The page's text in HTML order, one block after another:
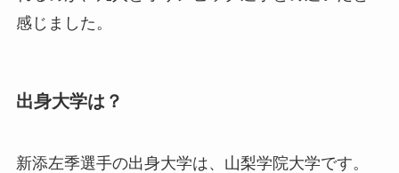
感じました。
出身大学は？
新添左季選手の出身大学は、山梨学院大学です。